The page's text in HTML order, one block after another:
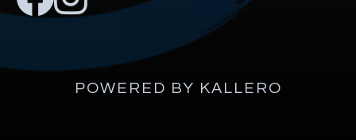
POWERED BY KALLERO